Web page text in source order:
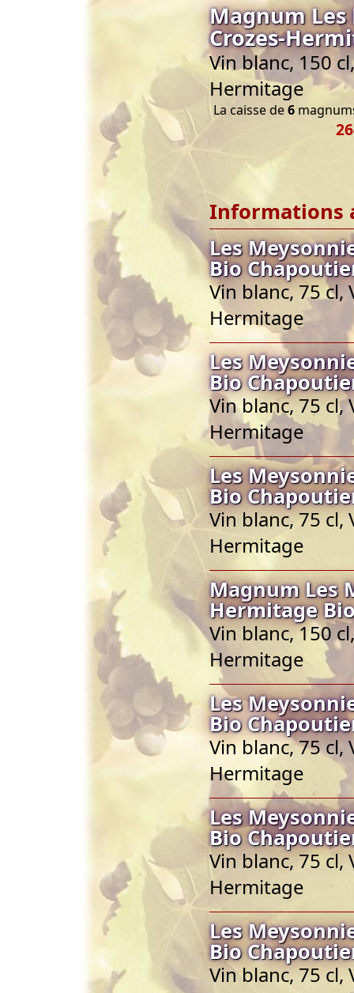
Magnum Les
Crozes-
Vin blanc, 150
Hermitage
La caisse de6
Informations
Les
Bio
Vin blanc, 75 cl,
Hermitage
Les
Bio
Vin blanc, 75 cl,
Hermitage
Les
Bio
Vin blanc, 75 cl,
Hermitage
Magnum Les
Hermitage
Vin blanc, 150
Hermitage
Les
Bio
Vin blanc, 75 cl,
Hermitage
Les
Bio
Vin blanc, 75 cl,
Hermitage
Les
Bio
Vin blanc, 75 cl,